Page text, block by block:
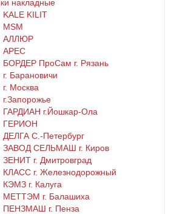
накладные
KALE KILIT
MSM
АЛЛЮР
АРЕС
БОРДЕР ПроСам г. Рязань
г. Барановичи
г. Москва
г.Запорожье
ГАРДИАН г.Йошкар-Ола
ГЕРИОН
ДЕЛГА С.-Петербург
ЗАВОД СЕЛЬМАШ г. Киров
ЗЕНИТ г. Дмитровград
КЛАСС г. Железнодорожный
КЭМЗ г. Калуга
МЕТТЭМ г. Балашиха
ПЕНЗМАШ г. Пенза